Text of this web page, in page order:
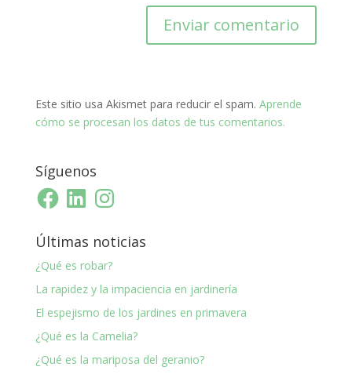
Este sitio usa Akismet para reducir el spam. Aprende
cómo se procesan los datos de tus comentarios.
Síguenos
FacebookLinkedInInstagram
Últimas noticias
¿Qué es robar?
La rapidez y la impaciencia en jardinería
El espejismo de los jardines en primavera
¿Qué es la Camelia?
¿Qué es la mariposa del geranio?